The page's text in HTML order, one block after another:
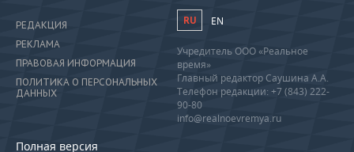
РЕДАКЦИЯ
РЕКЛАМА
ПРАВОВАЯ ИНФОРМАЦИЯ
ПОЛИТИКА О ПЕРСОНАЛЬНЫХ
ДАННЫХ
Полная версия
RU EN
Учредитель ООО «Реальное
время»
Главный редактор Саушина А.А.
Телефон редакции: +7 (843) 222-
90-80
info@realnoevremya.ru